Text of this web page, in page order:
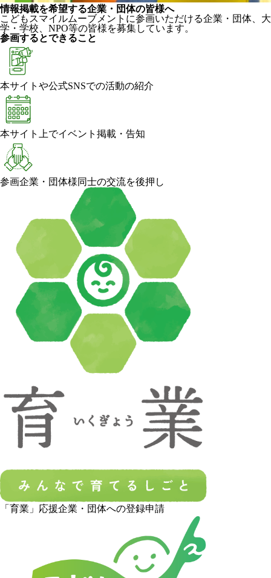
情報掲載を希望する企業・団体の皆様へ
こどもスマイルムーブメントに参画いただける企業・団体、大
学・学校、NPO等の皆様を募集しています。
参画するとできること
本サイトや公式SNSでの活動の紹介
本サイト上でイベント掲載・告知
参画企業・団体様同士の交流を後押し
「育業」応援企業・団体への登録申請